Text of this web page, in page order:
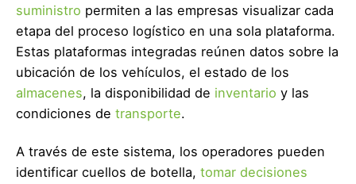
suministro permiten a las empresas visualizar cada
etapa del proceso logístico en una sola plataforma.
Estas plataformas integradas reúnen datos sobre la
ubicación de los vehículos, el estado de los
almacenes, la disponibilidad de inventario y las
condiciones de transporte.
A través de este sistema, los operadores pueden
identificar cuellos de botella, tomar decisiones